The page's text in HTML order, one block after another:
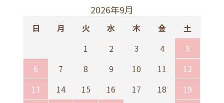
2026年9月
日 月 火 水 木 金
土
1
2 3 4
5
6
7 8 9 10 11
12
13
14 15 16 17 18
19